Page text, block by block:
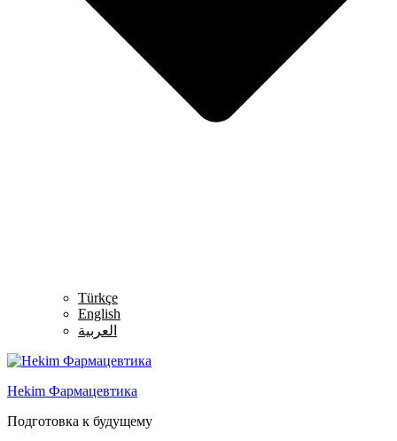
Türkçe
English
العربية
Hekim Фармацевтика
Подготовка к будущему